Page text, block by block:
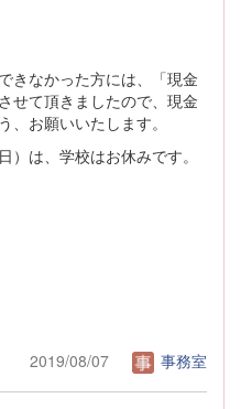
きなかった方には、「現金
せて頂きましたので、現金
、お願いいたします。
）は、学校はお休みです。
2019/08/07 事務室